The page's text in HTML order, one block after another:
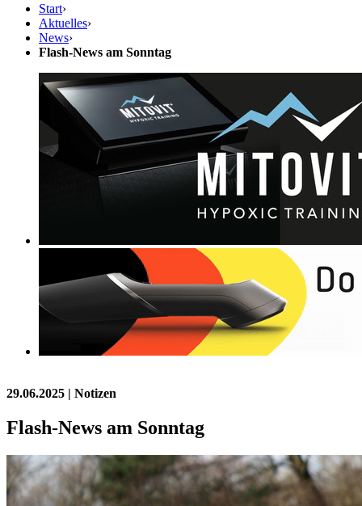
Start›
Aktuelles›
News›
Flash-News am Sonntag
29.06.2025 | Notizen
Flash-News am Sonntag